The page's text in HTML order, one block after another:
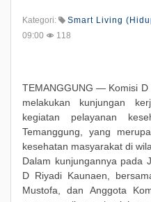
Kategori: Smart Living
09:00
118
TEMANGGUNG — Komisi D
melakukan kunjungan
kegiatan pelayanan
Temanggung, yang
kesehatan masyarakat di
Dalam kunjungannya pada
D Riyadi Kaunaen,
Mustofa, dan Anggota